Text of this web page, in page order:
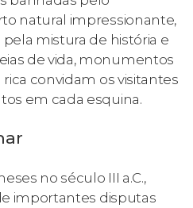
natural impressionante,
mistura de história e
de vida, monumentos
convidam os visitantes
em cada esquina.
no século III a.C.,
importantes disputas